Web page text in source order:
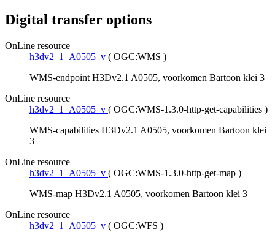
Digital transfer options
OnLine resource
h3dv2_1_A0505_v ( OGC:WMS )
WMS-endpoint H3Dv2.1 A0505, voorkomen Bartoon klei 3
OnLine resource
h3dv2_1_A0505_v ( OGC:WMS-1.3.0-http-get-capabilities )
WMS-capabilities H3Dv2.1 A0505, voorkomen Bartoon klei
3
OnLine resource
h3dv2_1_A0505_v ( OGC:WMS-1.3.0-http-get-map )
WMS-map H3Dv2.1 A0505, voorkomen Bartoon klei 3
OnLine resource
h3dv2_1_A0505_v ( OGC:WFS )